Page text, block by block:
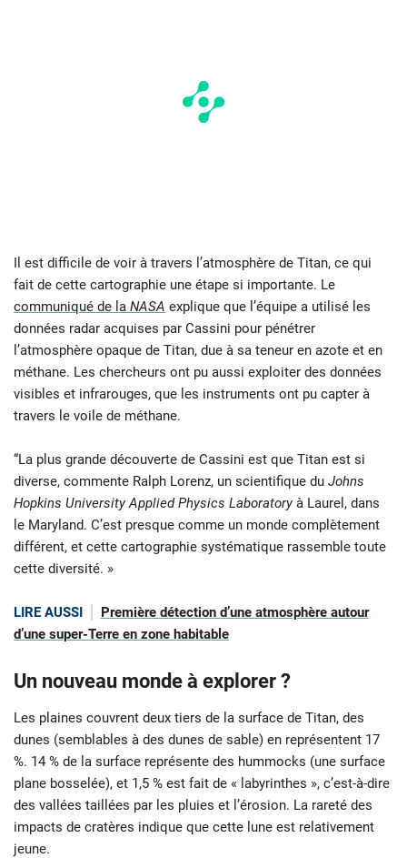
Il est difficile de voir à travers l’atmosphère de Titan, ce qui
fait de cette cartographie une étape si importante. Le
communiqué de la NASA explique que l’équipe a utilisé les
données radar acquises par Cassini pour pénétrer
l’atmosphère opaque de Titan, due à sa teneur en azote et en
méthane. Les chercheurs ont pu aussi exploiter des données
visibles et infrarouges, que les instruments ont pu capter à
travers le voile de méthane.
“La plus grande découverte de Cassini est que Titan est si
diverse, commente Ralph Lorenz, un scientifique du Johns
Hopkins University Applied Physics Laboratoryà Laurel, dans
le Maryland. C’est presque comme un monde complètement
différent, et cette cartographie systématique rassemble toute
cette diversité. »
LIRE AUSSI
Première détection d’une atmosphère autour
d’une super-Terre en zone habitable
Un nouveau monde à explorer ?
Les plaines couvrent deux tiers de la surface de Titan, des
dunes (semblables à des dunes de sable) en représentent 17
%. 14 % de la surface représente des hummocks (une surface
plane bosselée), et 1,5 % est fait de « labyrinthes », c’est-à-dire
des vallées taillées par les pluies et l’érosion. La rareté des
impacts de cratères indique que cette lune est relativement
jeune.